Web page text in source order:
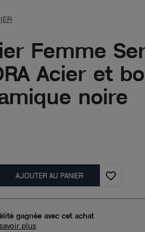
Femme
Acier et
noire
AJOUTER AU PANIER favorite_border
gagnée avec cet achat
plus